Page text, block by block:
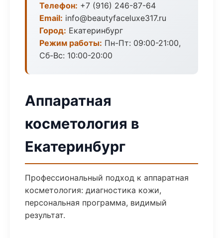
Телефон: +7 (916) 246-87-64
Email: info@beautyfaceluxe317.ru
Город: Екатеринбург
Режим работы: Пн-Пт: 09:00-21:00,
Сб-Вс: 10:00-20:00
Аппаратная
косметология в
Екатеринбург
Профессиональный подход к аппаратная
косметология: диагностика кожи,
персональная программа, видимый
результат.